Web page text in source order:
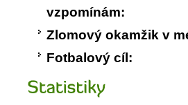
vzpomínám:
Zlomový okamžik v
Fotbalový cíl: